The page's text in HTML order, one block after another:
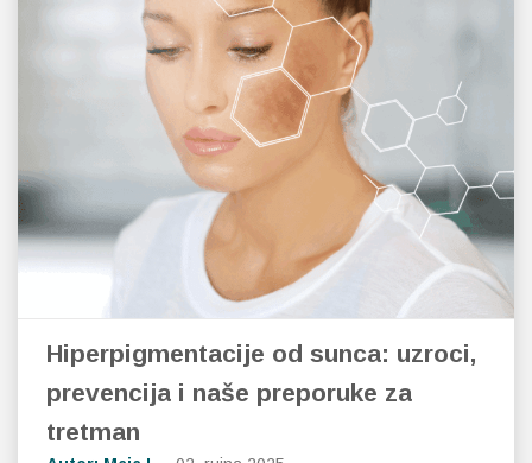
Hiperpigmentacije od sunca: uzroci,
prevencija i naše preporuke za
tretman